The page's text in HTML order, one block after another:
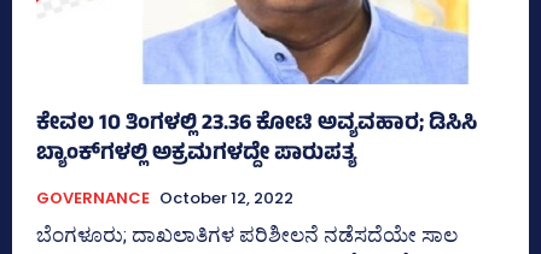
ಕೇವಲ 10 ತಿಂಗಳಲ್ಲಿ 23.36 ಕೋಟಿ ಅವ್ಯವಹಾರ; ಡಿಸಿಸಿ
ಬ್ಯಾಂಕ್‌ಗಳಲ್ಲಿ ಅಕ್ರಮಗಳದ್ದೇ ಪಾರುಪತ್ಯ
GOVERNANCE October 12, 2022
ಬೆಂಗಳೂರು; ದಾಖಲಾತಿಗಳ ಪರಿಶೀಲನೆ ನಡೆಸದೆಯೇ ಸಾಲ